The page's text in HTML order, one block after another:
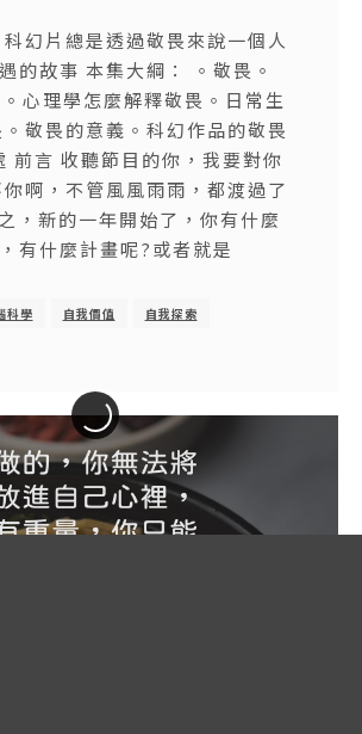
幻片總是透過敬畏來說一個人
的故事 本集大綱： 。敬畏。
心理學怎麼解釋敬畏。日常生
敬畏的意義。科幻作品的敬畏
前言 收聽節目的你，我要對你
啊，不管風風雨雨，都渡過了
，新的一年開始了，你有什麼
有什麼計畫呢?或者就是
科學 自我價值 自我探索